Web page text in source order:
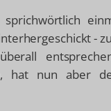
sprichwörtlich
-
hat nun aber